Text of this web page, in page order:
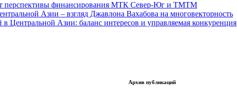
перспективы финансирования МТК Север-Юг и ТМТМ
Азии – взгляд Джавлона Вахабова на многовекторность
в Центральной Азии: баланс интересов и управляемая конкуренция
Архив публикаций